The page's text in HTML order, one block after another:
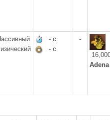
- с
- с
-
Adena